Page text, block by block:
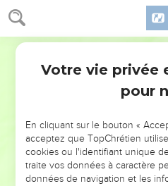
NE MANQUEZ
DE
ET SI LEURS ERREURS
Votre vie privée
pour
En cliquant sur le bouton «
acceptez que TopChrétien
cookies ou l'identifiant unique
traite vos données à caractère
données de navigation et les